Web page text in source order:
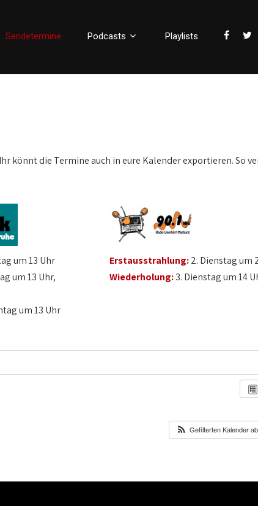
Sendetermine Podcasts Playlists
könnt die Termine auch in eure Kalender exportieren. So
um 13 Uhr
um 13 Uhr,
um 13 Uhr
Erstausstrahlung:2. Dienstag um
Wiederholung:3. Dienstag um 14
Gefilterten Kalender